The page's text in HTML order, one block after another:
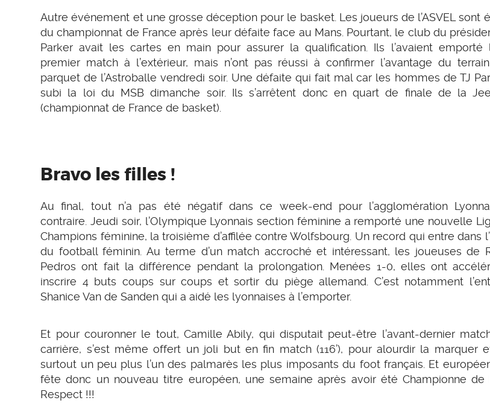
Autre événement et une grosse déception pour le basket. Les joueurs de l’ASVEL sont
du championnat de France après leur défaite face au Mans. Pourtant, le club du
Parker avait les cartes en main pour assurer la qualification. Ils l’avaient emporté
premier match à l’extérieur, mais n’ont pas réussi à confirmer l’avantage du
parquet de l’Astroballe vendredi soir. Une défaite qui fait mal car les hommes de TJ
subi la loi du MSB dimanche soir. Ils s’arrêtent donc en quart de finale de la
(championnat de France de basket).
Bravo les filles !
Au final, tout n’a pas été négatif dans ce week-end pour l’agglomération
contraire. Jeudi soir, l’Olympique Lyonnais section féminine a remporté une nouvelle
Champions féminine, la troisième d’affilée contre Wolfsbourg. Un record qui entre dans
du football féminin. Au terme d’un match accroché et intéressant, les joueuses de
Pedros ont fait la différence pendant la prolongation. Menées 1-0, elles ont
inscrire 4 buts coups sur coups et sortir du piège allemand. C’est notamment
Shanice Van de Sanden qui a aidé les lyonnaises à l’emporter.
Et pour couronner le tout, Camille Abily, qui disputait peut-être l’avant-dernier
carrière, s’est même offert un joli but en fin match (116’), pour alourdir la marquer
surtout un peu plus l’un des palmarès les plus imposants du foot français. Et
fête donc un nouveau titre européen, une semaine après avoir été Championne de
Respect !!!